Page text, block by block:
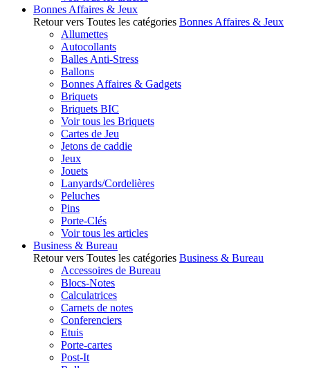
Bonnes Affaires & Jeux
Retour vers Toutes les catégories Bonnes Affaires & Jeux
Allumettes
Autocollants
Balles Anti-Stress
Ballons
Bonnes Affaires & Gadgets
Briquets
Briquets BIC
Voir tous les Briquets
Cartes de Jeu
Jetons de caddie
Jeux
Jouets
Lanyards/Cordelières
Peluches
Pins
Porte-Clés
Voir tous les articles
Business & Bureau
Retour vers Toutes les catégories Business & Bureau
Accessoires de Bureau
Blocs-Notes
Calculatrices
Carnets de notes
Conferenciers
Etuis
Porte-cartes
Post-It